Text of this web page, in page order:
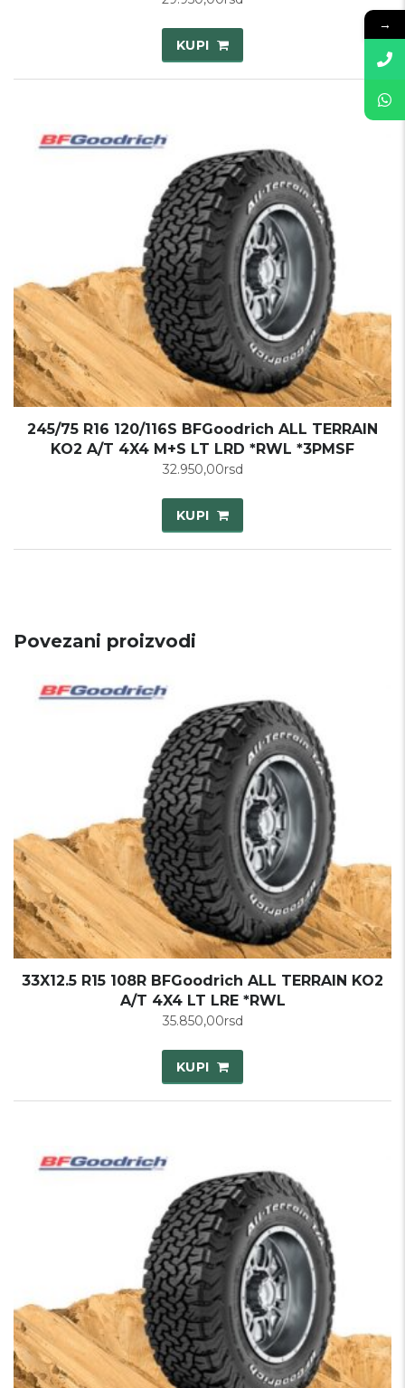
KUPI
245/75 R16 120/116S BFGoodrich ALL TERRAIN
KO2 A/T 4X4 M+S LT LRD *RWL *3PMSF
32.950,00rsd
KUPI
Povezani proizvodi
33X12.5 R15 108R BFGoodrich ALL TERRAIN KO2
A/T 4X4 LT LRE *RWL
35.850,00rsd
KUPI
→